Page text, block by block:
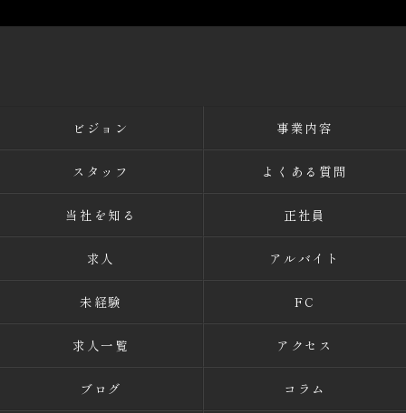
ビジョン 事業内容
スタッフ よくある質問
当社を知る 正社員
求人 アルバイト
未経験 FC
求人一覧 アクセス
ブログ コラム